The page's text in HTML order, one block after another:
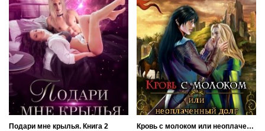
Подари мне крылья. Книга 2 Кровь с молоком или неоплаченный долг